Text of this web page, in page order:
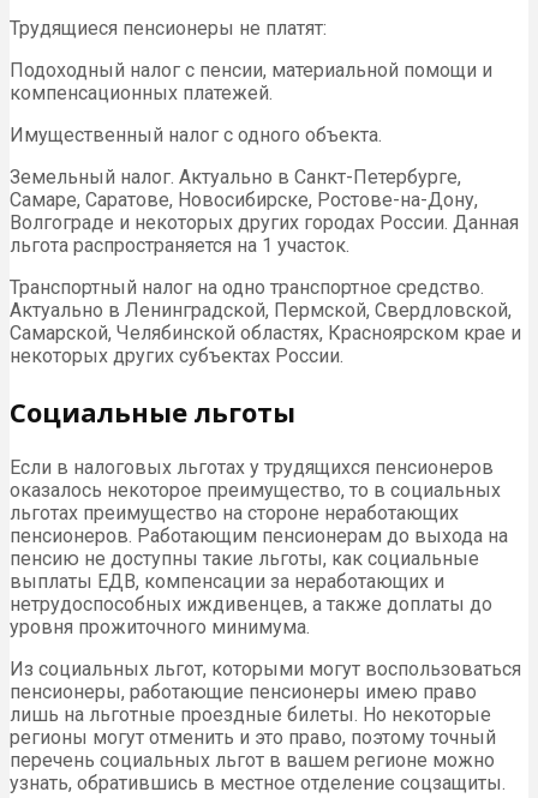
Трудящиеся пенсионеры не платят:
Подоходный налог с пенсии, материальной помощи и
компенсационных платежей.
Имущественный налог с одного объекта.
Земельный налог. Актуально в Санкт-Петербурге,
Самаре, Саратове, Новосибирске, Ростове-на-Дону,
Волгограде и некоторых других городах России. Данная
льгота распространяется на 1 участок.
Транспортный налог на одно транспортное средство.
Актуально в Ленинградской, Пермской, Свердловской,
Самарской, Челябинской областях, Красноярском крае и
некоторых других субъектах России.
Социальные льготы
Если в налоговых льготах у трудящихся пенсионеров
оказалось некоторое преимущество, то в социальных
льготах преимущество на стороне неработающих
пенсионеров. Работающим пенсионерам до выхода на
пенсию не доступны такие льготы, как социальные
выплаты ЕДВ, компенсации за неработающих и
нетрудоспособных иждивенцев, а также доплаты до
уровня прожиточного минимума.
Из социальных льгот, которыми могут воспользоваться
пенсионеры, работающие пенсионеры имею право
лишь на льготные проездные билеты. Но некоторые
регионы могут отменить и это право, поэтому точный
перечень социальных льгот в вашем регионе можно
узнать, обратившись в местное отделение соцзащиты.